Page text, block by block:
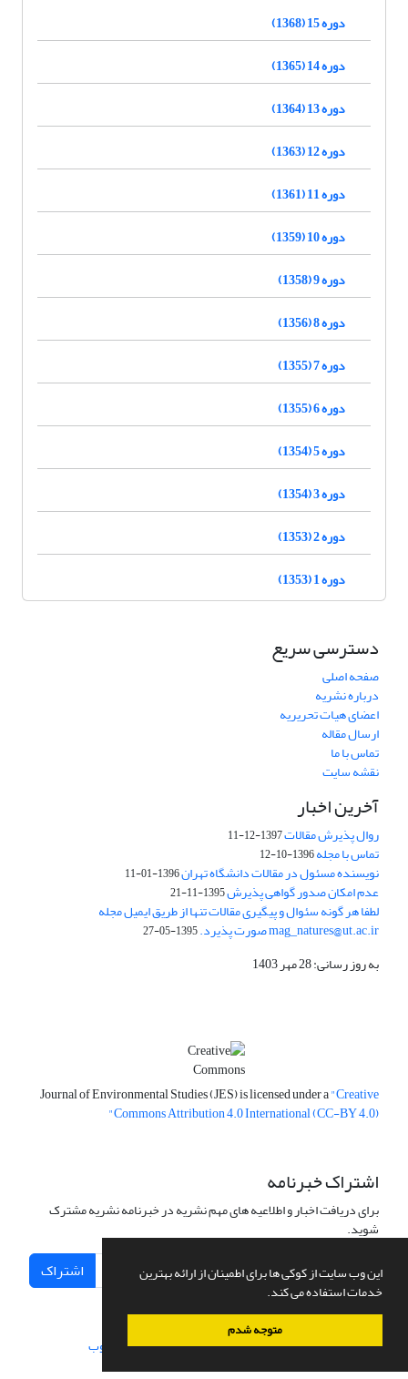
این وب سایت از کوکی ها برای اطمینان از ارائه بهترین
خدمات استفاده می کند.
متوجه شدم
دوره 15 (1368)
دوره 14 (1365)
دوره 13 (1364)
دوره 12 (1363)
دوره 11 (1361)
دوره 10 (1359)
دوره 9 (1358)
دوره 8 (1356)
دوره 7 (1355)
دوره 6 (1355)
دوره 5 (1354)
دوره 3 (1354)
دوره 2 (1353)
دوره 1 (1353)
دسترسی سریع
صفحه اصلی
درباره نشریه
اعضای هیات تحریریه
ارسال مقاله
تماس با ما
نقشه سایت
آخرین اخبار
روال پذیرش مقالات1397-12-11
تماس با مجله1396-10-12
نویسنده مسئول در مقالات دانشگاه تهران1396-01-11
عدم امکان صدور گواهی پذیرش1395-11-21
لطفا هر گونه سئوال و پیگیری مقالات تنها از طریق ایمیل مجله
mag_natures@ut.ac.ir صورت پذیرد. 1395-05-27
به روز رسانی: 28 مهر 1403
Journal of Environmental Studies (JES) is licensed under a"Creative
Commons Attribution 4.0 International (CC-BY 4.0)"
اشتراک خبرنامه
برای دریافت اخبار و اطلاعیه های مهم نشریه در خبرنامه نشریه مشترک
شوید.
اشتراک
سامانه مدیریت نشریات علمی.طراحی و پیاده سازی از سیناوب